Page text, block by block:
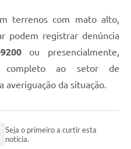
terrenos com mato alto,
podem registrar denúncia
ou presencialmente,
completo ao setor de
averiguação da situação.
Seja o primeiro a curtir esta
notícia.